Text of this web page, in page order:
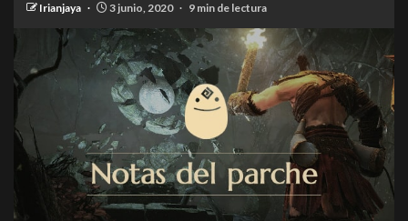
Irianjaya 3 junio, 2020 9 min de lectura